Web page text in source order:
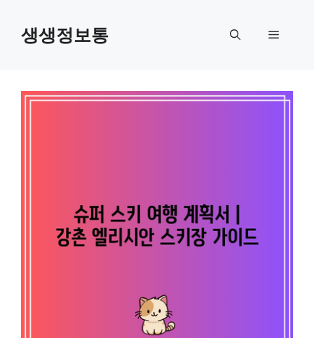
생생정보통 메